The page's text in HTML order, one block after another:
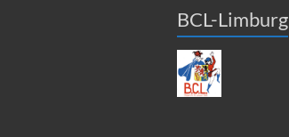
BCL-Limburg